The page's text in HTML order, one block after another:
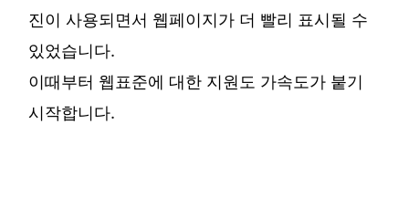
진이 사용되면서 웹페이지가 더 빨리 표시될 수
있었습니다.
이때부터 웹표준에 대한 지원도 가속도가 붙기
시작합니다.